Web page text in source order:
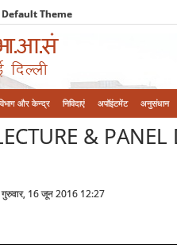
Default Theme
और केन्‍द्र निविदाएं अपॉइंटमेंट अनुसंधान
&
16 जून 2016 12:27